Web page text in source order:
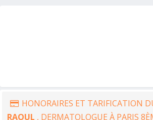
HONORAIRES ET TARIFICATION
RAOUL , DERMATOLOGUE À PARIS